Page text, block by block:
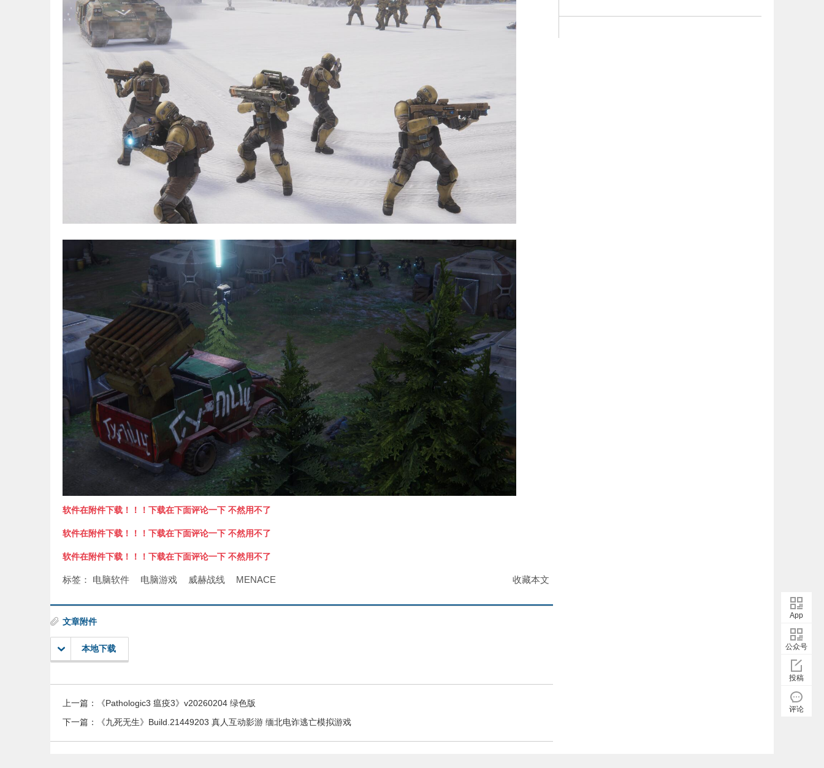
软件在附件下载！！！下载在下面评论一下 不然用不了
软件在附件下载！！！下载在下面评论一下 不然用不了
软件在附件下载！！！下载在下面评论一下 不然用不了
收藏本文
标签： 电脑软件 电脑游戏 威赫战线 MENACE
文章附件
本地下载
上一篇：
《Pathologic3 瘟疫3》v20260204 绿色版
下一篇：
《九死无生》Build.21449203 真人互动影游 缅北电诈逃亡模拟游戏
App
公众号
投稿
评论